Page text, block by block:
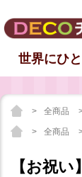
世界にひ
全商品
全商品
【お祝い